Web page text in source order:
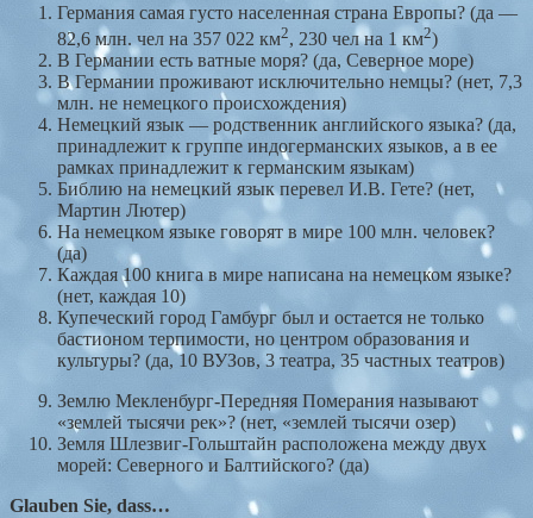
Германия самая густо населенная страна Европы? (да —
82,6 млн. чел на 357 022 км2, 230 чел на 1 км2)
В Германии есть ватные моря? (да, Северное море)
В Германии проживают исключительно немцы? (нет, 7,3
млн. не немецкого происхождения)
Немецкий язык — родственник английского языка? (да,
принадлежит к группе индогерманских языков, а в ее
рамках принадлежит к германским языкам)
Библию на немецкий язык перевел И.В. Гете? (нет,
Мартин Лютер)
На немецком языке говорят в мире 100 млн. человек?
(да)
Каждая 100 книга в мире написана на немецком языке?
(нет, каждая 10)
Купеческий город Гамбург был и остается не только
бастионом терпимости, но центром образования и
культуры? (да, 10 ВУЗов, 3 театра, 35 частных театров)
Землю Мекленбург-Передняя Померания называют
«землей тысячи рек»? (нет, «землей тысячи озер)
Земля Шлезвиг-Гольштайн расположена между двух
морей: Северного и Балтийского? (да)
Glauben Sie, dass…